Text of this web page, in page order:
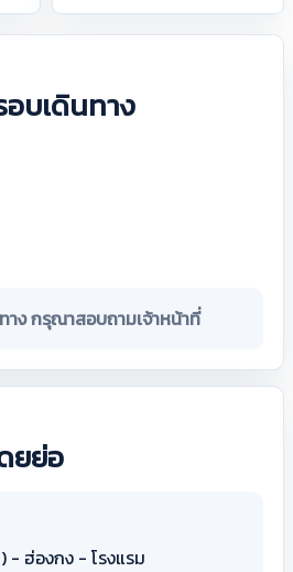
อบเดินทาง
าง กรุณาสอบถามเจ้าหน้าที่
ยย่อ
ฮ่องกง - โรงแรม